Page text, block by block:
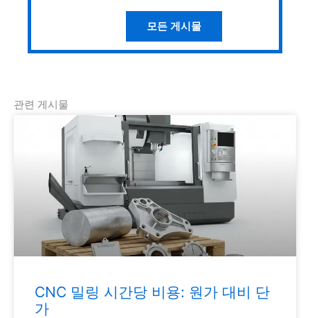
모든 게시물
관련 게시물
CNC 밀링 시간당 비용: 원가 대비 단
가